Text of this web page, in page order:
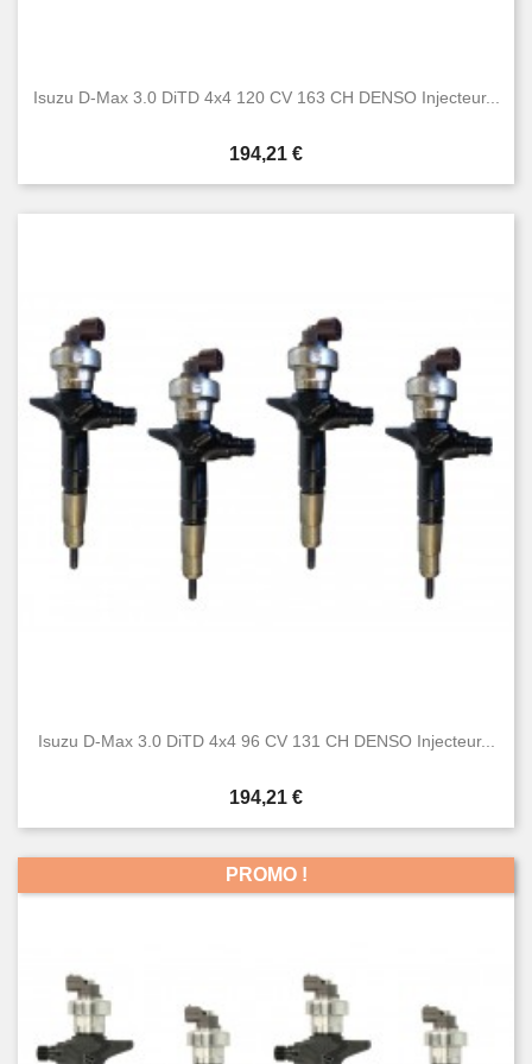
Isuzu D-Max 3.0 DiTD 4x4 120 CV 163 CH DENSO Injecteur...
Prix
194,21 €
Isuzu D-Max 3.0 DiTD 4x4 96 CV 131 CH DENSO Injecteur...
Prix
194,21 €
PROMO !